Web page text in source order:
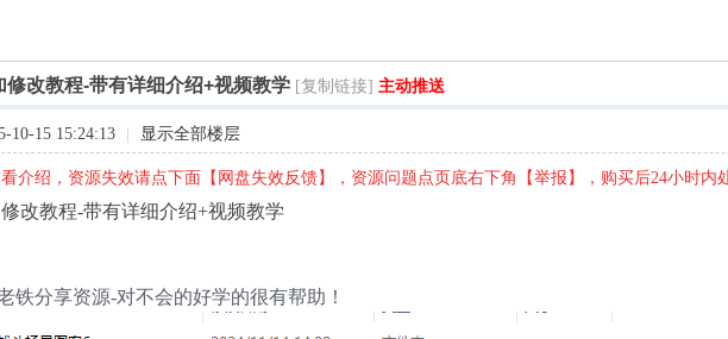
修改教程-带有详细介绍+视频教学 [复制链接] 主动推送
10-15 15:24:13 显示全部楼层
介绍，资源失效请点下面【网盘失效反馈】，资源问题点页底右下角【举报】，购买后24小时
改教程-带有详细介绍+视频教学
铁分享资源-对不会的好学的很有帮助！